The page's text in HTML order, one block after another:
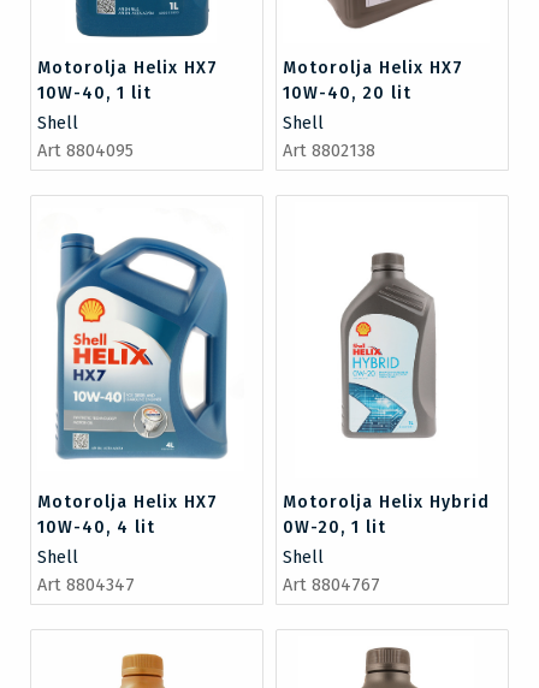
Motorolja Helix HX7
10W-40, 1 lit
Shell
Art 8804095
Motorolja Helix HX7
10W-40, 20 lit
Shell
Art 8802138
Motorolja Helix HX7
10W-40, 4 lit
Shell
Art 8804347
Motorolja Helix Hybrid
0W-20, 1 lit
Shell
Art 8804767